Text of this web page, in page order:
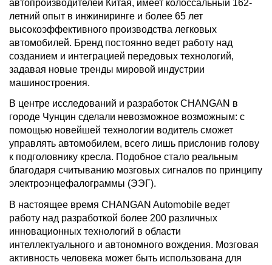
автопроизводителей Китая, имеет колоссальный 162-
летний опыт в инжиниринге и более 65 лет
высокоэффективного производства легковых
автомобилей. Бренд постоянно ведет работу над
созданием и интеграцией передовых технологий,
задавая новые тренды мировой индустрии
машиностроения.
В центре исследований и разработок CHANGAN в
городе Чунцин сделали невозможное возможным: с
помощью новейшей технологии водитель сможет
управлять автомобилем, всего лишь прислонив голову
к подголовнику кресла. Подобное стало реальным
благодаря считыванию мозговых сигналов по принципу
электроэнцефалограммы (ЭЭГ).
В настоящее время CHANGAN Automobile ведет
работу над разработкой более 200 различных
инновационных технологий в области
интеллектуального и автономного вождения. Мозговая
активность человека может быть использована для